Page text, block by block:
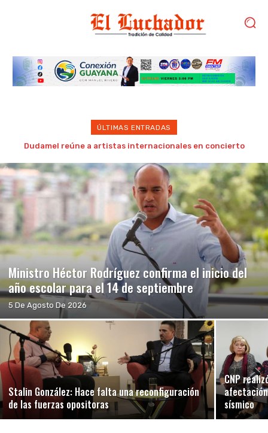
ÚLTIMAS ENTRADAS
Ministro Héctor Rodríguez confirma el inicio del año escolar
Ministro Héctor Rodríguez confirma el inicio del
año escolar para el 14 de septiembre
5 De Agosto De 2026
Stalin González: Hace falta una reconfiguración
de las fuerzas opositoras
CNP
sísmico